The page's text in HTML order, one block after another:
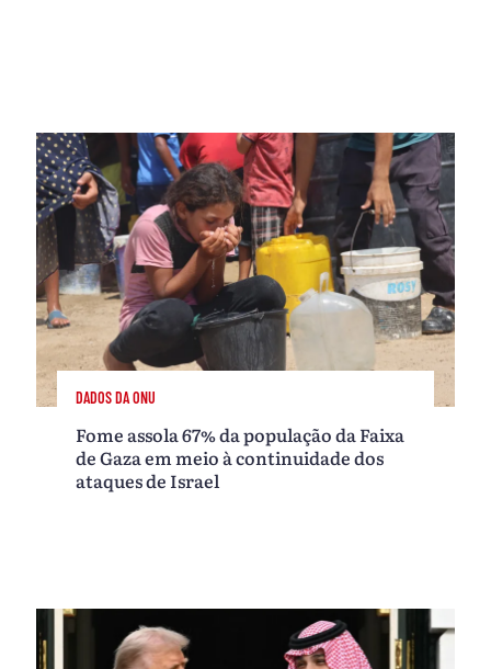
DADOS DA ONU
Fome assola 67% da população da Faixa
de Gaza em meio à continuidade dos
ataques de Israel